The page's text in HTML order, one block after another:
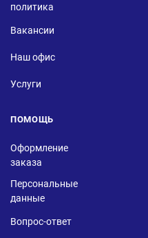
политика
Вакансии
Наш офис
Услуги
ПОМОЩЬ
Оформление
заказа
Персональные
данные
Вопрос-ответ